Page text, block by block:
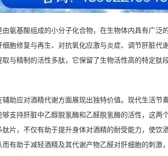
氨基酸组成的小分子化合物，在生物体内具有广泛
胞修复与再生、对抗氧化应激与炎症、调节肝脏代
与精制的活性多肽，它保留了生物活性高的特定肽
助应对酒精代谢方面展现出独特价值。现代生活节
支持肝脏中乙醇脱氢酶和乙醛脱氢酶的活性，这两
片，不仅有助于提升身体对酒精的耐受能力，使饮
有助于减轻酒精及其代谢产物乙醛对肝细胞的刺激